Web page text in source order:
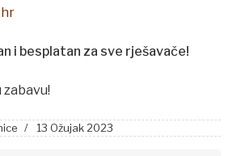
i besplatan za sve rješavače!
13 Ožujak 2023